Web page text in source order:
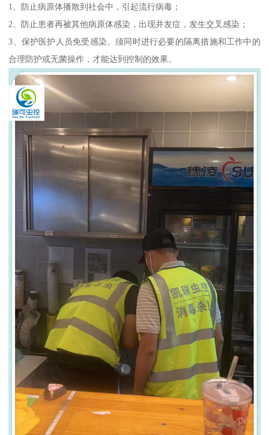
1、防止病原体播散到社会中，引起流行病毒；
2、防止患者再被其他病原体感染，出现并发症，发生交叉感染；
3、保护医护人员免受感染。须同时进行必要的隔离措施和工作中的
合理防护或无菌操作，才能达到控制的效果。